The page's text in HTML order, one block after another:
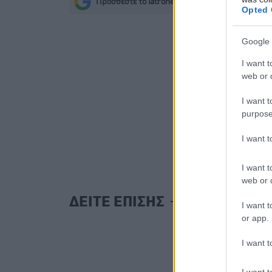
Opted
Google
I want
web or
I want
I want
I want
web or
I want
or app.
I want
Προσθέστε το iatronet.gr στο Discover
ΔΕΙΤΕ ΕΠΙΣΗΣ